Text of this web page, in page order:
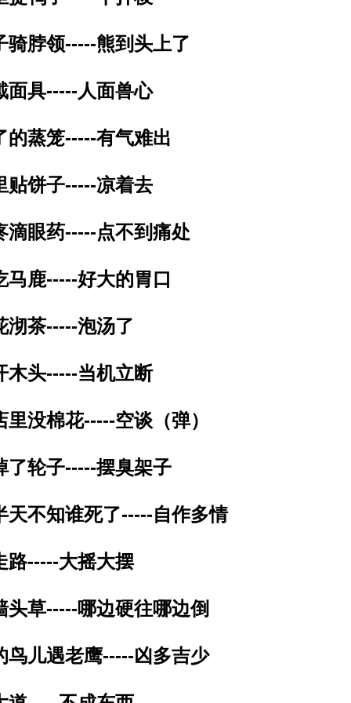
骑脖领-----熊到头上了
面具-----人面兽心
的蒸笼-----有气难出
贴饼子-----凉着去
滴眼药-----点不到痛处
马鹿-----好大的胃口
沏茶-----泡汤了
木头-----当机立断
没棉花-----空谈（弹）
了轮子-----摆臭架子
天不知谁死了-----自作多情
路-----大摇大摆
头草-----哪边硬往哪边倒
鸟儿遇老鹰-----凶多吉少